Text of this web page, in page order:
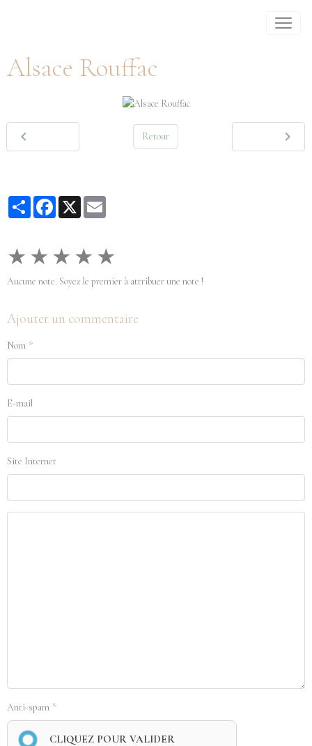
Alsace Rouffac
Retour
PartagerFacebook
X
★ ★ ★ ★ ★
Aucune note. Soyez le premier à attribuer une note !
Ajouter un commentaire
Nom
E-mail
Site Internet
Anti-spam
CLIQUEZ POUR VALIDER